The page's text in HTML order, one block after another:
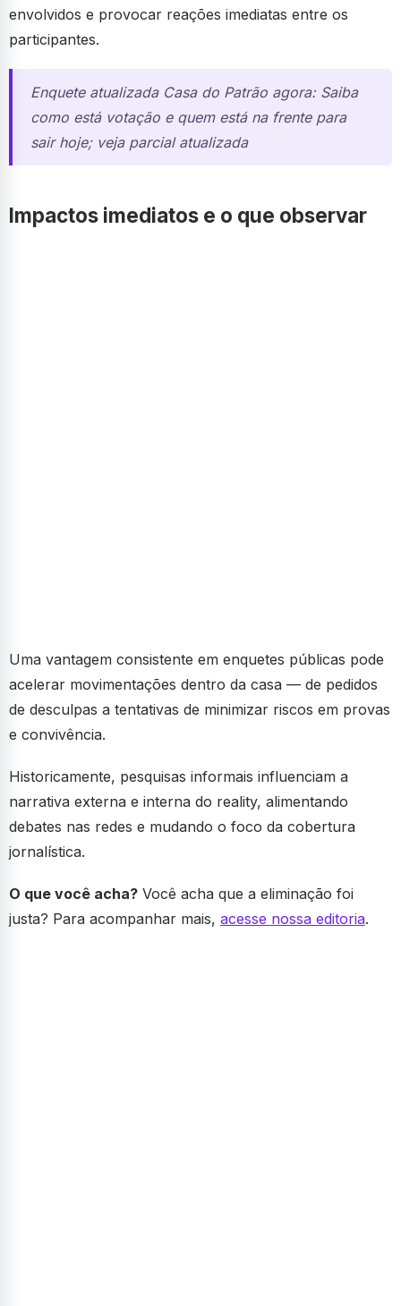
envolvidos e provocar reações imediatas entre os
participantes.
Enquete atualizada Casa do Patrão agora: Saiba
como está votação e quem está na frente para
sair hoje; veja parcial atualizada
Impactos imediatos e o que observar
Uma vantagem consistente em enquetes públicas pode
acelerar movimentações dentro da casa — de pedidos
de desculpas a tentativas de minimizar riscos em provas
e convivência.
Historicamente, pesquisas informais influenciam a
narrativa externa e interna do reality, alimentando
debates nas redes e mudando o foco da cobertura
jornalística.
O que você acha? Você acha que a eliminação foi
justa? Para acompanhar mais, acesse nossa editoria.